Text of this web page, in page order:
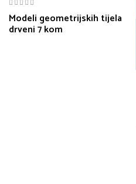
Modeli geometrijskih tijela
drveni 7 kom